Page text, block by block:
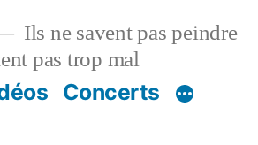
Ils ne savent pas peindre
pas trop mal
Concerts